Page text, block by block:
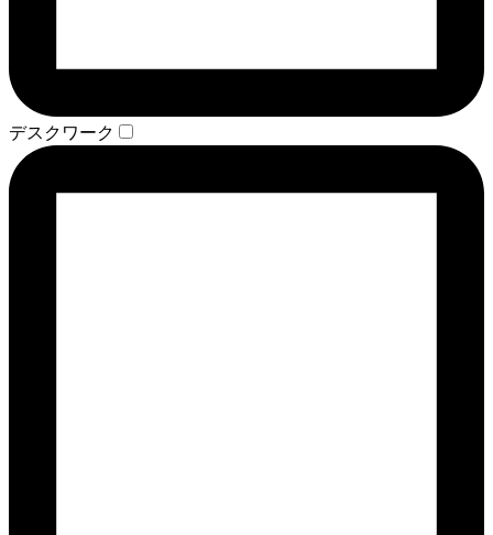
デスクワーク